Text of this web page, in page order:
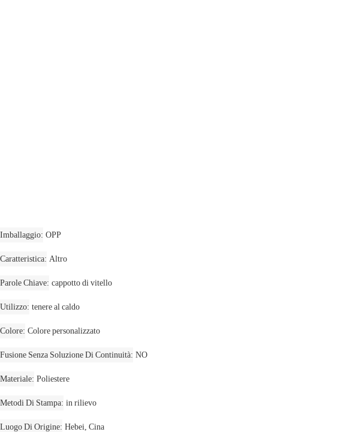
Imballaggio OPP
Caratteristica Altro
Parole Chiave cappotto di vitello
Utilizzo tenere al caldo
Colore Colore personalizzato
Fusione Senza Soluzione Di Continuità NO
Materiale Poliestere
Metodi Di Stampa in rilievo
Luogo Di Origine Hebei, Cina